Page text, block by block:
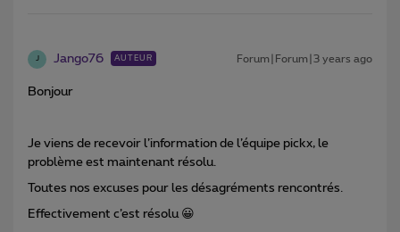
J Jango76 AUTEUR Forum|Forum|3 years ago
Bonjour
Je viens de recevoir l’information de l’équipe pickx, le
problème est maintenant résolu.
Toutes nos excuses pour les désagréments rencontrés.
Effectivement c’est résolu 😀